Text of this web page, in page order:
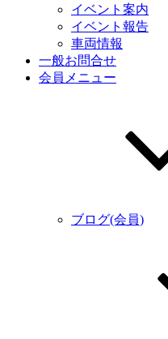
イベント案内
イベント報告
車両情報
一般お問合せ
会員メニュー
ブログ(会員)